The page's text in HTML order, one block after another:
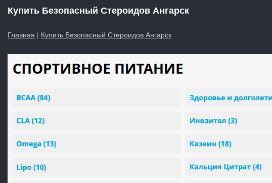
Купить Безопасный Стероидов Ангарск
Главная | Купить Безопасный Стероидов Ангарск